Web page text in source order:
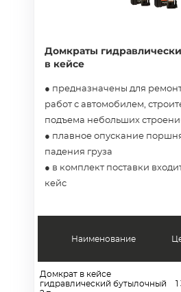
Домкраты
в кейсе
● предназначены для
работ с автомобилем,
подъема небольших
● плавное опускание
падения груза
● в комплект поставки
кейс
Наименование
Домкрат в кейсе
гидравлический бутылочный
1